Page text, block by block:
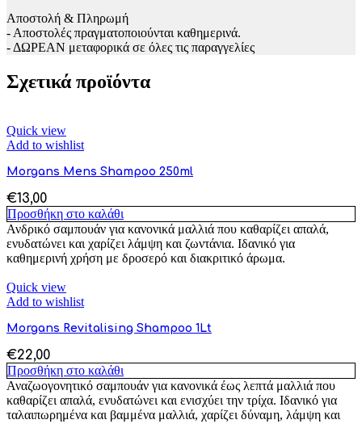
Αποστολή & Πληρωμή
- Αποστολές πραγματοποιούνται καθημερινά.
- ΔΩΡΕΑΝ μεταφορικά σε όλες τις παραγγελίες
Σχετικά προϊόντα
Quick view
Add to wishlist
Morgans Mens Shampoo 250ml
€13,00
Προσθήκη στο καλάθι
Ανδρικό σαμπουάν για κανονικά μαλλιά που καθαρίζει απαλά,
ενυδατώνει και χαρίζει λάμψη και ζωντάνια. Ιδανικό για
καθημερινή χρήση με δροσερό και διακριτικό άρωμα.
Quick view
Add to wishlist
Morgans Revitalising Shampoo 1Lt
€22,00
Προσθήκη στο καλάθι
Αναζωογονητικό σαμπουάν για κανονικά έως λεπτά μαλλιά που
καθαρίζει απαλά, ενυδατώνει και ενισχύει την τρίχα. Ιδανικό για
ταλαιπωρημένα και βαμμένα μαλλιά, χαρίζει δύναμη, λάμψη και